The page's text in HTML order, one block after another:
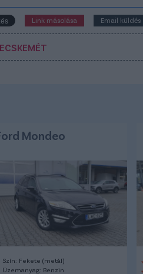
Link másolása Email küldés
Mondeo
Szín: Fekete (metál)
Üzemanyag: Benzin